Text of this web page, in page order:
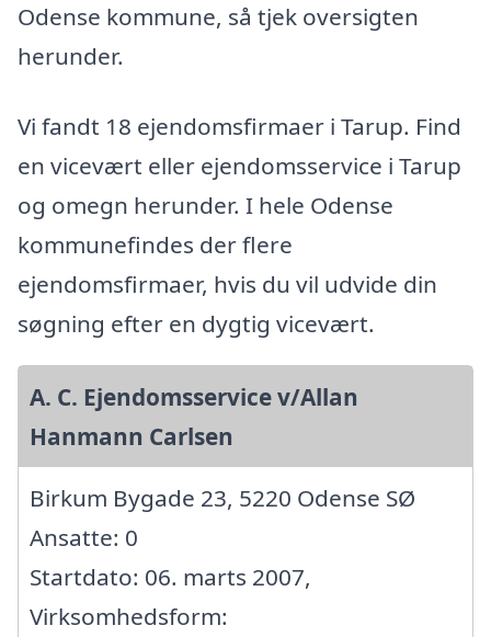
Odense kommune, så tjek oversigten
herunder.
Vi fandt 18 ejendomsfirmaer i Tarup. Find
en vicevært eller ejendomsservice i Tarup
og omegn herunder. I hele Odense
kommunefindes der flere
ejendomsfirmaer, hvis du vil udvide din
søgning efter en dygtig vicevært.
A. C. Ejendomsservice v/Allan
Hanmann Carlsen
Birkum Bygade 23, 5220 Odense SØ
Ansatte: 0
Startdato: 06. marts 2007,
Virksomhedsform: